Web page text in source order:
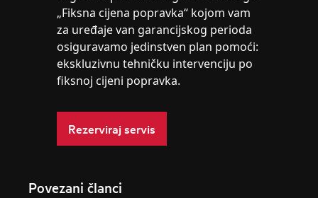
„Fiksna cijena popravka“ kojom vam
za uređaje van garancijskog perioda
osiguravamo jedinstven plan pomoći:
ekskluzivnu tehničku intervenciju po
fiksnoj cijeni popravka.
Rezerviraj servis
Povezani članci